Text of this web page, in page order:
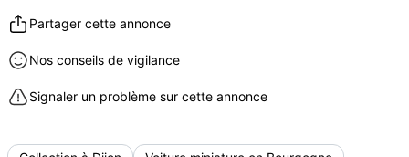
Partager cette annonce
Nos conseils de vigilance
Signaler un problème sur cette annonce